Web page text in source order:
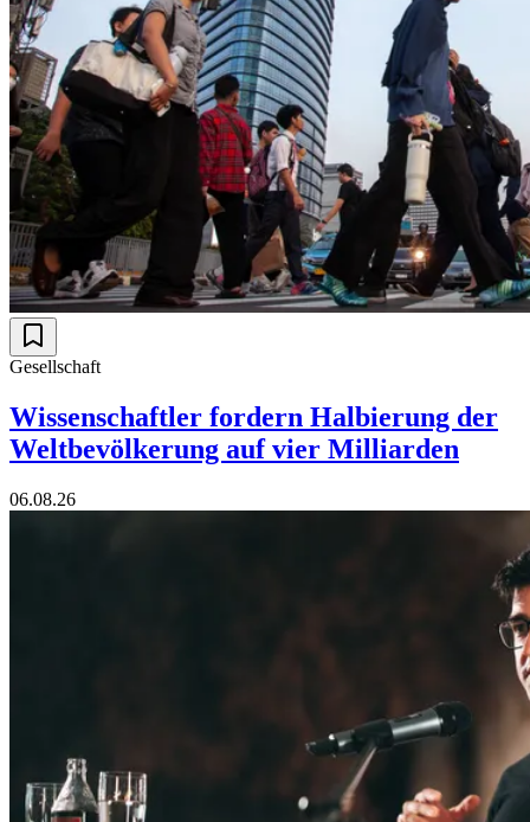
Gesellschaft
Wissenschaftler fordern Halbierung der
Weltbevölkerung auf vier Milliarden
06.08.26